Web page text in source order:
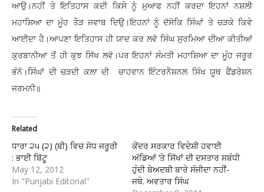
ਆਉ।ਨਹੀਂ ਤੇ ਇਤਿਹਾਸ ਕਦੀ ਕਿਸੇ ਨੂੰ ਮੁਆਫ ਨਹੀਂ ਕਰਦਾ ਇਹਨਾਂ ਨਸ਼ਲੀ
ਮਹਾਸ਼ਿਆ ਦਾ ਮੂੰਹ ਤੌੜ ਜਵਾਬ ਦਿਉ।ਇਹਨਾਂ ਨੂੰ ਦੱਸੋਕਿ ਸਿੰਘਾਂ ਤੇ ਚੜਕੇ ਕਿਵੇ
ਆਈਦਾ ਹੈ।ਆਪਣਾ ਇਤਿਹਾਸ ਹੀ ਯਾਦ ਕਰ ਲਵੋ ਸਿੰਘ ਸੁਰਮਿਆ ਦੀਆ ਕੀਤੀਆਂ
ਕੁਰਬਾਨੀਆ ਤੋਂ ਹੀ ਕੁਝ ਸਿੱਖ ਲਵੋ।ਪਰ ਇਹਨਾਂ ਸੰਮਤੀ ਮਹਾਸ਼ਿਆ ਦਾ ਮੂੰਹ ਜਰੂਰ
ਭੰਨੋ।ਸਿੰਘਾਂ ਦੀ ਚੜਦੀ ਕਲਾ ਦੀ ਚਾਹਵਾਨ ਇੰਟਰਨੈਸ਼ਨਲ ਸਿੰਖ ਯੂਥ ਫੈਂਡਰੇਸ਼ਨ
ਜਰਮਨੀ॥
Related
ਧਾਰਾ ੨੫ (੨) (ਬੀ) ਵਿਚ ਸੋਧ ਜਰੂਰੀ
: ਭਾਈ ਬਿੱਟੂ
May 12, 2012
In "Punjabi Editorial"
ਕੇਂਦਰ ਸਰਕਾਰ ਵਿਦੇਸ਼ੀ ਹਵਾਈ
ਅੱਡਿਆਂ ‘ਤੇ ਸਿੱਖਾਂ ਦੀ ਦਸਤਾਰ ਸਬੰਧੀ
ਹੁੰਦੀ ਬੇਅਦਬੀ ਬਾਰੇ ਸੰਜੀਦਾ ਨਹੀਂ-
ਜਥੇ. ਅਵਤਾਰ ਸਿੰਘ